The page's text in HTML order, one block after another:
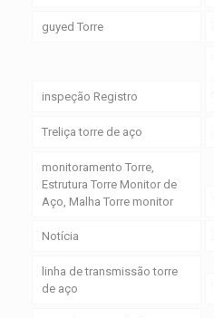
guyed Torre
inspeção Registro
Treliça torre de aço
monitoramento Torre,
Estrutura Torre Monitor de
Aço, Malha Torre monitor
Notícia
linha de transmissão torre
de aço